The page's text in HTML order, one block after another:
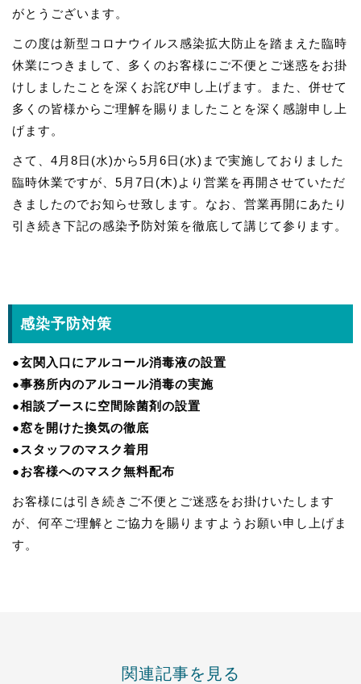
がとうございます。
この度は新型コロナウイルス感染拡大防止を踏まえた臨時
休業につきまして、多くのお客様にご不便とご迷惑をお掛
けしましたことを深くお詫び申し上げます。また、併せて
多くの皆様からご理解を賜りましたことを深く感謝申し上
げます。
さて、4月8日(水)から5月6日(水)まで実施しておりました
臨時休業ですが、5月7日(木)より営業を再開させていただ
きましたのでお知らせ致します。なお、営業再開にあたり
引き続き下記の感染予防対策を徹底して講じて参ります。
感染予防対策
●玄関入口にアルコール消毒液の設置
●事務所内のアルコール消毒の実施
●相談ブースに空間除菌剤の設置
●窓を開けた換気の徹底
●スタッフのマスク着用
●お客様へのマスク無料配布
お客様には引き続きご不便とご迷惑をお掛けいたします
が、何卒ご理解とご協力を賜りますようお願い申し上げま
す。
関連記事を見る